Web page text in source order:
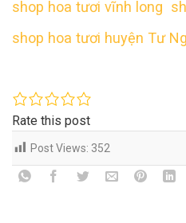
shop hoa tươi vĩnh long
shop hoa tươi huyện Tư
Rate this post
Post Views: 352